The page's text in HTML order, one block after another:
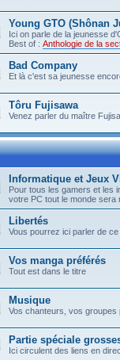
Young GTO (Shônan
Ici on parle de la jeunesse
Best of : Anthologie de la
Bad Company
Et là c'est sa jeunesse
Tôru Fujisawa
Venez parler du maître
Informatique et Jeux
Pour tous les gamers et les
votre PC tout le monde sera
Libertés
Vous pourrez ici parler de
Vos manga préférés
Tout est dans le titre
Musique
Vos chanteurs, vos groupes
Partie spéciale
Ici circulent des liens en